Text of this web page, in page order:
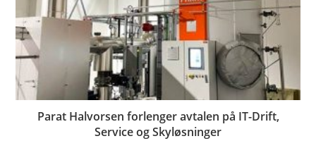
Parat Halvorsen forlenger avtalen på IT-Drift,
Service og Skyløsninger